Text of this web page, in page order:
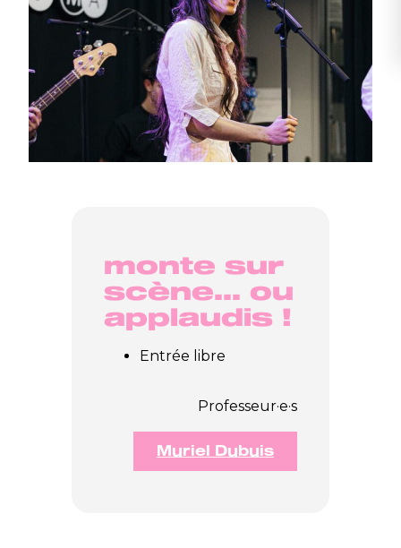
monte sur
scène… ou
applaudis !
Entrée libre
Professeur·e·s
Muriel Dubuis